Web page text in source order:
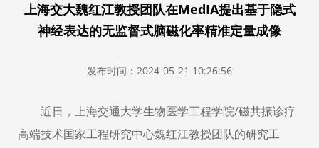
上海交大魏红江教授团队在MedIA提出基于隐式
神经表达的无监督式脑磁化率精准定量成像
发布时间：2024-05-21 10:26:56
近日，上海交通大学生物医学工程学院/磁共振诊疗
高端技术国家工程研究中心魏红江教授团队的研究工